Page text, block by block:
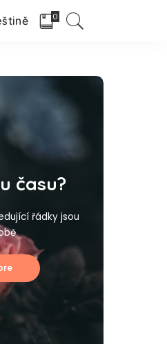
0
času?
řádky jsou